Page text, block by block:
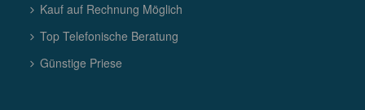
Kauf auf Rechnung Möglich
Top Telefonische Beratung
Günstige Priese